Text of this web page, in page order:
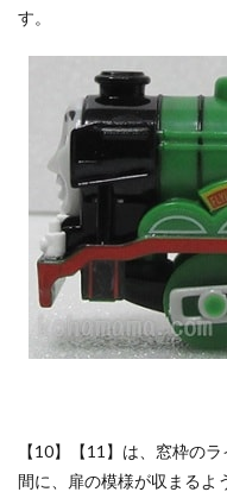
す。
【10】【11】は、窓枠の
間に、扉の模様が収まるよ